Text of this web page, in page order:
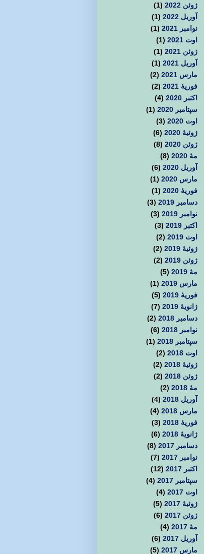
ژوئن 2022
(1)
آوریل 2022
(1)
نوامبر 2021
(1)
اوت 2021
(1)
ژوئن 2021
(1)
آوریل 2021
(1)
مارس 2021
(2)
فوریهٔ 2021
(2)
اکتبر 2020
(4)
سپتامبر 2020
(1)
اوت 2020
(3)
ژوئیهٔ 2020
(6)
ژوئن 2020
(8)
مهٔ 2020
(8)
آوریل 2020
(6)
مارس 2020
(1)
فوریهٔ 2020
(1)
دسامبر 2019
(3)
نوامبر 2019
(3)
اکتبر 2019
(3)
اوت 2019
(2)
ژوئیهٔ 2019
(2)
ژوئن 2019
(2)
مهٔ 2019
(5)
مارس 2019
(1)
فوریهٔ 2019
(5)
ژانویهٔ 2019
(7)
دسامبر 2018
(2)
نوامبر 2018
(6)
سپتامبر 2018
(1)
اوت 2018
(2)
ژوئیهٔ 2018
(2)
ژوئن 2018
(2)
مهٔ 2018
(2)
آوریل 2018
(4)
مارس 2018
(4)
فوریهٔ 2018
(3)
ژانویهٔ 2018
(6)
دسامبر 2017
(8)
نوامبر 2017
(7)
اکتبر 2017
(12)
سپتامبر 2017
(4)
اوت 2017
(4)
ژوئیهٔ 2017
(5)
ژوئن 2017
(6)
مهٔ 2017
(4)
آوریل 2017
(6)
مارس 2017
(5)